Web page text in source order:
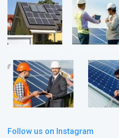
Follow us on Instagram